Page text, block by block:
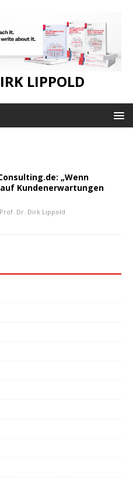
LIPPOLD
„Wenn
Kundenerwartungen
Prof. Dr. Dirk Lippold